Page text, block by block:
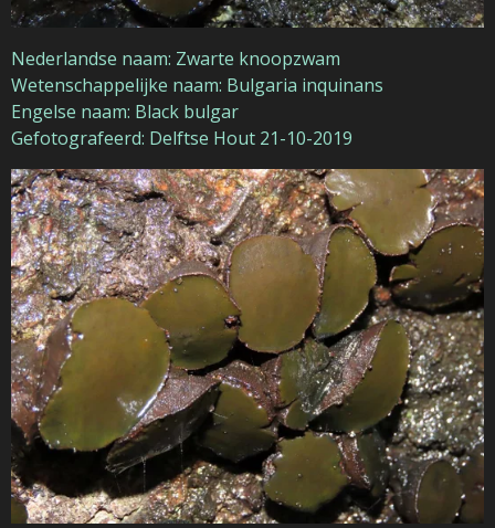
Nederlandse naam: Zwarte knoopzwam
Wetenschappelijke naam: Bulgaria inquinans
Engelse naam: Black bulgar
Gefotografeerd: Delftse Hout 21-10-2019